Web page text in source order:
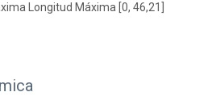
Longitud Máxima [0, 46,21]